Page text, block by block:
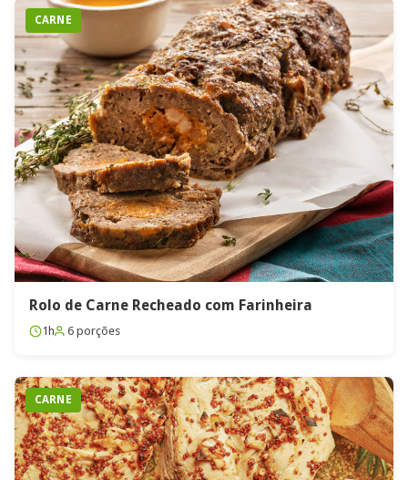
CARNE
Rolo de Carne Recheado com Farinheira
1h 6 porções
CARNE